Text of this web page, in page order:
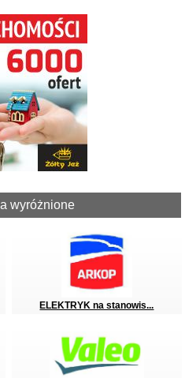
wyróżnione
ELEKTRYK na stanowis...